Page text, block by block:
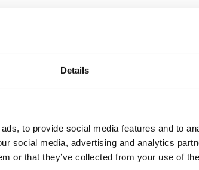
Details
to provide social media features and to
social media, advertising and analytics
or that they’ve collected from your use of
Send forespørsel om produkt med print
På lager
På lager